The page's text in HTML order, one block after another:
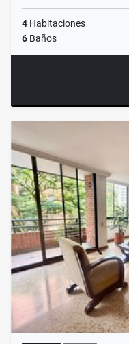
4 Habitaciones
6 Baños